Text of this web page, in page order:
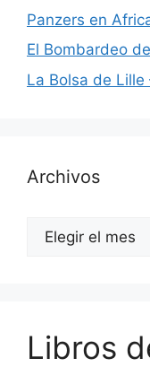
Panzers en
El Bombardeo
La Bolsa de Lille
Archivos
Archivos
Libros